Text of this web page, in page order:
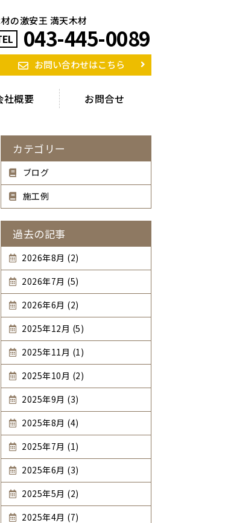
の激安王 満天木材
043-445-0089
お問い合わせはこちら
社概要 お問合せ
カテゴリー
ブログ
施工例
過去の記事
2026年8月 (2)
2026年7月 (5)
2026年6月 (2)
2025年12月 (5)
2025年11月 (1)
2025年10月 (2)
2025年9月 (3)
2025年8月 (4)
2025年7月 (1)
2025年6月 (3)
2025年5月 (2)
2025年4月 (7)